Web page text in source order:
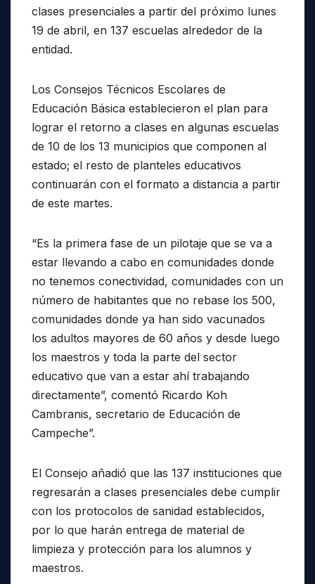
clases presenciales a partir del próximo lunes
19 de abril, en 137 escuelas alrededor de la
entidad.
Los Consejos Técnicos Escolares de
Educación Básica establecieron el plan para
lograr el retorno a clases en algunas escuelas
de 10 de los 13 municipios que componen al
estado; el resto de planteles educativos
continuarán con el formato a distancia a partir
de este martes.
“Es la primera fase de un pilotaje que se va a
estar llevando a cabo en comunidades donde
no tenemos conectividad, comunidades con un
número de habitantes que no rebase los 500,
comunidades donde ya han sido vacunados
los adultos mayores de 60 años y desde luego
los maestros y toda la parte del sector
educativo que van a estar ahí trabajando
directamente”, comentó Ricardo Koh
Cambranis, secretario de Educación de
Campeche”.
El Consejo añadió que las 137 instituciones que
regresarán a clases presenciales debe cumplir
con los protocolos de sanidad establecidos,
por lo que harán entrega de material de
limpieza y protección para los alumnos y
maestros.